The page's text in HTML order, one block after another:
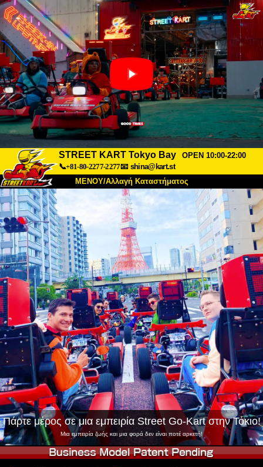
STREET KART Tokyo Bay
OPEN 10:00-22:00
📞+81-80-2277-2277📧 shina@kart.st
ΜΕΝΟΥ/Αλλαγή Καταστήματος
ΚΥΡΙΩΣ
Σχετικά Προδιαγραφές Τιμές
Πρόσβαση Αναφορές Συχνές Ερωτήσεις
Εταιρεία Κράτηση
Αλλαγή Καταστήματος
Τόκιο Σινάγαουα #1 Τόκιο Ακίχαμπαρα #1
Τόκιο Ακίχαμπαρα #2 Τόκιο Σιμπούγια
Τόκιο Σιμπούγια Annex Τόκιο Κόλπος
Τόκιο Ασακούσα Οσάκα
Οκινάουα
Πάρτε μέρος σε μια εμπειρία Street Go-Kart στην Τόκιο!
Μια εμπειρία ζωής και μια φορά δεν είναι ποτέ αρκετή!